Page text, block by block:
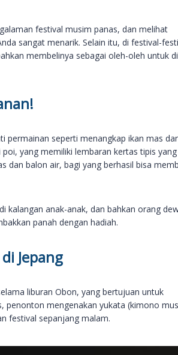
festival musim panas, dan melihat
sangat menarik. Selain itu, di festival-
membelinya sebagai oleh-oleh untuk di
permainan seperti menangkap ikan mas
yang memiliki lembaran kertas tipis yang
dan balon air, bagi yang berhasil bisa
kalangan anak-anak, dan bahkan orang
panah dengan hadiah.
Jepang
liburan Obon, yang bertujuan untuk
penonton mengenakan yukata (kimono
festival sepanjang malam.